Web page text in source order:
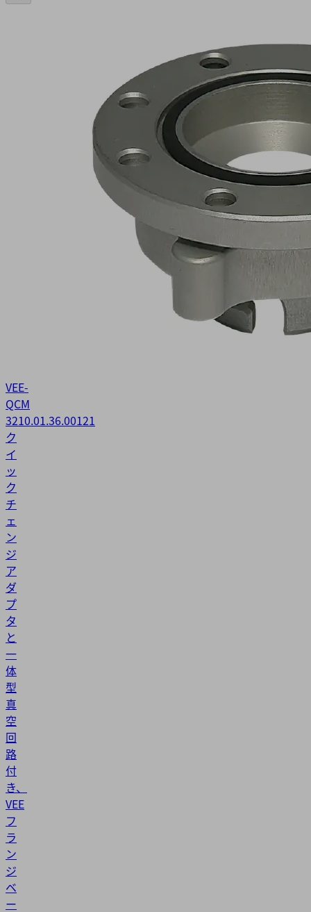
VEE-
QCM
3210.01.36.00121
ク
イ
ッ
ク
チ
ェ
ン
ジ
ア
ダ
プ
タ
と
一
体
型
真
空
回
路
付
き、
VEE
フ
ラ
ン
ジ
ベ
ー